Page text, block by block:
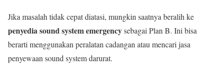
Jika masalah tidak cepat diatasi, mungkin saatnya beralih ke
penyedia sound system emergencysebagai Plan B. Ini bisa
berarti menggunakan peralatan cadangan atau mencari jasa
penyewaan sound system darurat.